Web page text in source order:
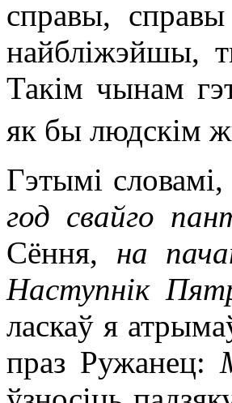
справы,
найбліжэйшы,
Такім чынам
як бы людскім
Гэтымі
год свайго
Сёння, на
Наступнік
ласкаў я
праз Ружанец: